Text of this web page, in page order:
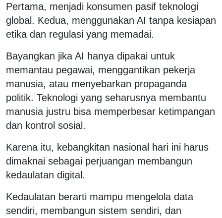
Pertama, menjadi konsumen pasif teknologi
global. Kedua, menggunakan AI tanpa kesiapan
etika dan regulasi yang memadai.
Bayangkan jika AI hanya dipakai untuk
memantau pegawai, menggantikan pekerja
manusia, atau menyebarkan propaganda
politik. Teknologi yang seharusnya membantu
manusia justru bisa memperbesar ketimpangan
dan kontrol sosial.
Karena itu, kebangkitan nasional hari ini harus
dimaknai sebagai perjuangan membangun
kedaulatan digital.
Kedaulatan berarti mampu mengelola data
sendiri, membangun sistem sendiri, dan